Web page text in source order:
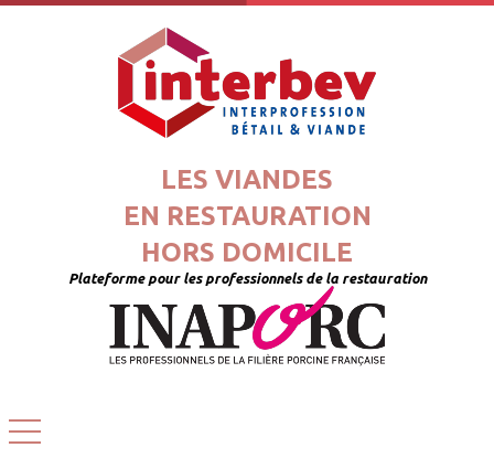
LES VIANDES
EN RESTAURATION
HORS DOMICILE
Plateforme pour les professionnels de la restauration